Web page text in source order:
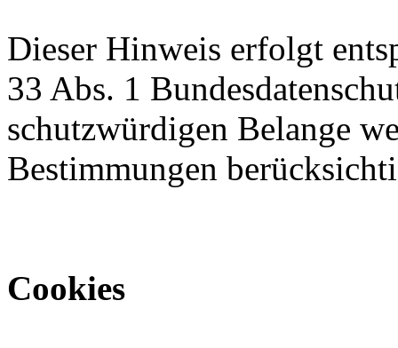
Dieser Hinweis erfolgt
33 Abs. 1
schutzwürdigen Belange
Bestimmungen
Cookies